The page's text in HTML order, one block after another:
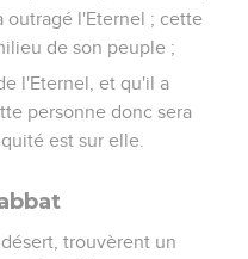
outragé l'Eternel ; cette
de son peuple ;
l'Eternel, et qu'il a
personne donc sera
est sur elle.
trouvèrent un